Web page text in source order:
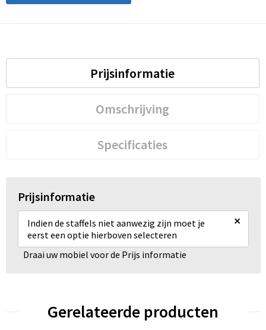
Prijsinformatie
Omschrijving
Specificaties
Prijsinformatie
Indien de staffels niet aanwezig zijn moet je
eerst een optie hierboven selecteren
×
Draai uw mobiel voor de Prijs informatie
Gerelateerde producten